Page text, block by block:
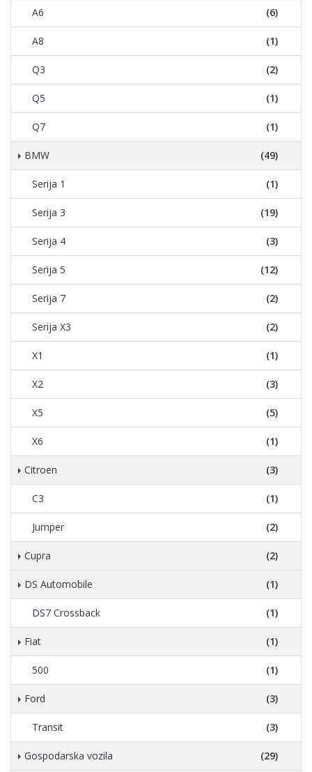
A6 (6)
A8 (1)
Q3 (2)
Q5 (1)
Q7 (1)
BMW (49)
Serija 1 (1)
Serija 3 (19)
Serija 4 (3)
Serija 5 (12)
Serija 7 (2)
Serija X3 (2)
X1 (1)
X2 (3)
X5 (5)
X6 (1)
Citroen (3)
C3 (1)
Jumper (2)
Cupra (2)
DS Automobile (1)
DS7 Crossback (1)
Fiat (1)
500 (1)
Ford (3)
Transit (3)
Gospodarska vozila (29)